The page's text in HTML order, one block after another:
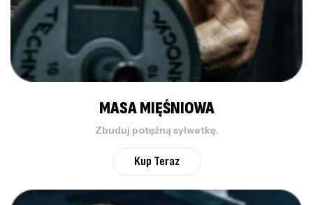
Zachęcamy do przejrzenia oferty suplementów diety dla
sportowców z naszego sklepu internetowego i złożenia
zamówienia!
MASA MIĘŚNIOWA
Zbuduj potężną sylwetkę.
Kup Teraz